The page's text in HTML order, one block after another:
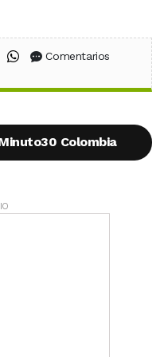
en Facebook
en X (Twitter)
Compartir en WhatsApp
Comentarios
Colombia